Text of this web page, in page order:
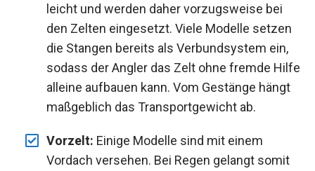
leicht und werden daher vorzugsweise bei
den Zelten eingesetzt. Viele Modelle setzen
die Stangen bereits als Verbundsystem ein,
sodass der Angler das Zelt ohne fremde Hilfe
alleine aufbauen kann. Vom Gestänge hängt
maßgeblich das Transportgewicht ab.
Vorzelt: Einige Modelle sind mit einem
Vordach versehen. Bei Regen gelangt somit